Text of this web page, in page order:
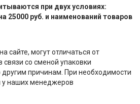
при двух условиях:
25000 руб. и наименований товаров
сайте, могут отличаться от
со сменой упаковки
причинам. При необходимости
у наших менеджеров